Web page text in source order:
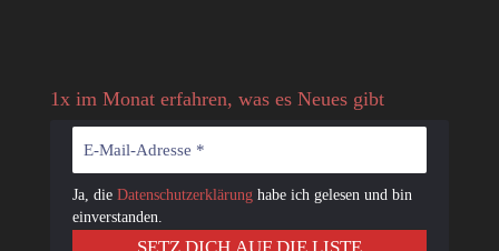
1x im Monat erfahren, was es Neues gibt
Ja, die Datenschutzerklärunghabe ich gelesen und bin
einverstanden.